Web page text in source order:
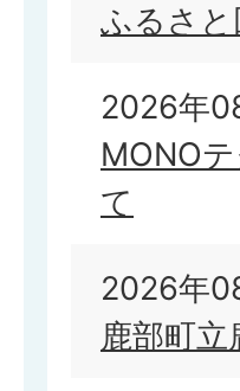
ふるさ
2026年
MONO
て
2026年
鹿部町